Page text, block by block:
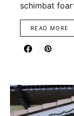
schimbat
READ MORE